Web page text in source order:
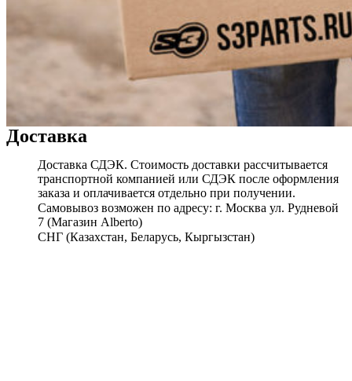
Доставка
Доставка СДЭК. Стоимость доставки рассчитывается
транспортной компанией или СДЭК после оформления
заказа и оплачивается отдельно при получении.
Самовывоз возможен по адресу: г. Москва ул. Рудневой
7 (Магазин Alberto)
СНГ (Казахстан, Беларусь, Кыргызстан)